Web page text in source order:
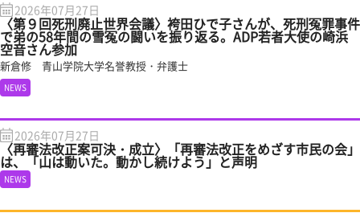
2026年07月27日
〈第９回死刑廃止世界会議〉袴田ひで子さんが、死刑冤罪事件
で弟の58年間の雪冤の闘いを振り返る。ADP若者大使の崎浜
空音さん参加
新倉修 青山学院大学名誉教授・弁護士
NEWS
2026年07月27日
〈再審法改正案可決・成立〉「再審法改正をめざす市民の会」
は、「山は動いた。動かし続けよう」と声明
NEWS